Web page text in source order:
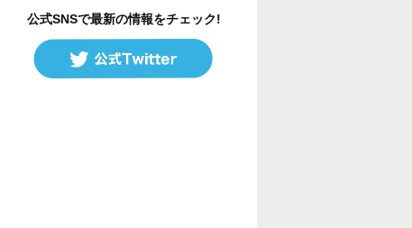
公式SNSで最新の情報をチェック!